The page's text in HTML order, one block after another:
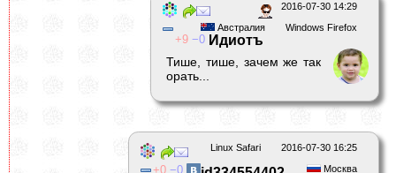
2016-07-30 14:29
Windows Firefox
Австралия
9 0 Идиотъ
Тише, тише, зачем же так
орать...
2016-07-30 16:25
Linux Safari
Москва
0 0